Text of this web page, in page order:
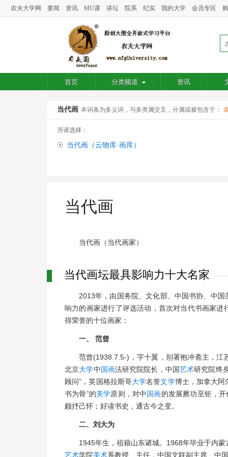
农夫大学网 要闻 资讯 MU课 讲坛 院系 纪实 我的大学 会员专区
首页 分类频道 资讯
当代画 本词条为多义词，与多类属交叉，分属或被包含于：
另请选择：
☉ 当代画（云物库·画库）
当代画
当代画（当代画家）
当代画坛最具影响力十大名家
2013年，由国务院、文化部、中国书协、中
响力的画家进行了评选活动，首次对当代书画家进
得荣誉的十位画家：
一、 范曾
范曾(1938.7.5-)，字十翼，别署抱冲斋主，江
北京大学中国画法研究院院长，中国艺术研究院终
顾问”，英国格拉斯哥大学名誉文学博士，加拿大阿
书为骨”的美学原则，对中国画的发展厥功至钜，开
颇抒己怀；好读书史，通古今之变。
二、刘大为
1945年生，祖籍山东诸城。1968年毕业于内蒙
艺术学院美术系教授、主任，中国文联副主席、中国